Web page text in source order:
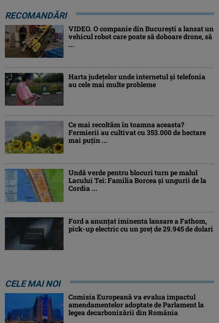
RECOMANDĂRI
VIDEO. O companie din București a lansat un
vehicul robot care poate să doboare drone, să
...
Harta județelor unde internetul și telefonia
au cele mai multe probleme
Ce mai recoltăm în toamna aceasta?
Fermierii au cultivat cu 353.000 de hectare
mai puțin ...
Undă verde pentru blocuri turn pe malul
Lacului Tei: Familia Borcea și ungurii de la
Cordia ...
Ford a anunțat iminenta lansare a Fathom,
pick-up electric cu un preț de 29.945 de dolari
CELE MAI NOI
Comisia Europeană va evalua impactul
amendamentelor adoptate de Parlament la
legea decarbonizării din România